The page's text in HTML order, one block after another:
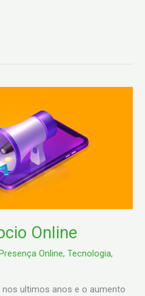
Online
Online, Tecnologia,
ultimos anos e o aumento